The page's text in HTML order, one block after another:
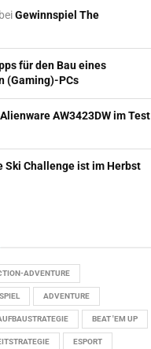
beiGewinnspiel The
für den Bau eines
(Gaming)-PCs
Alienware AW3423DW im Test
Ski Challenge ist im Herbst
ADVENTURE
ADVENTURE
BEAT 'EM UP
ESPORT